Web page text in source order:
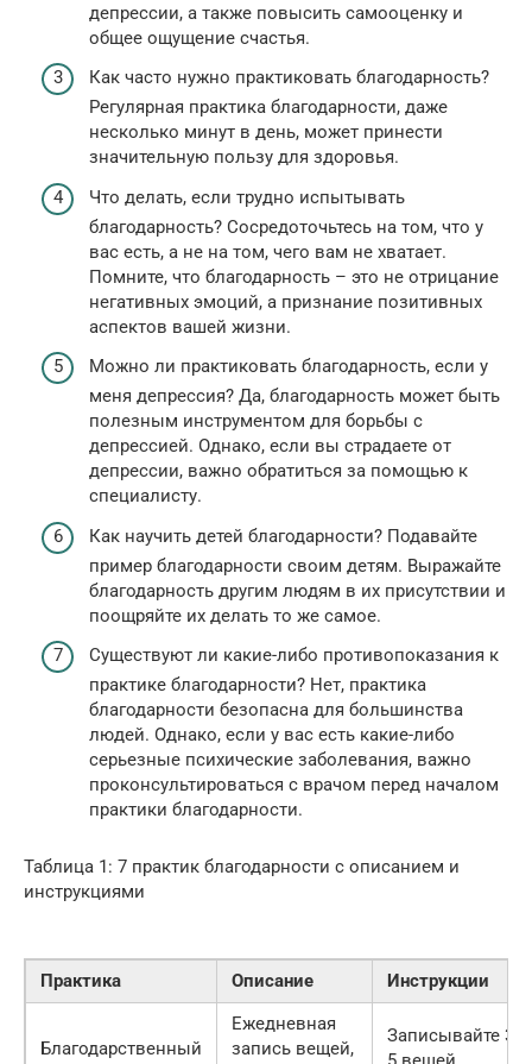
депрессии, а также повысить самооценку и
общее ощущение счастья.
Как часто нужно практиковать благодарность?
Регулярная практика благодарности, даже
несколько минут в день, может принести
значительную пользу для здоровья.
Что делать, если трудно испытывать
благодарность? Сосредоточьтесь на том, что у
вас есть, а не на том, чего вам не хватает.
Помните, что благодарность – это не отрицание
негативных эмоций, а признание позитивных
аспектов вашей жизни.
Можно ли практиковать благодарность, если у
меня депрессия? Да, благодарность может быть
полезным инструментом для борьбы с
депрессией. Однако, если вы страдаете от
депрессии, важно обратиться за помощью к
специалисту.
Как научить детей благодарности? Подавайте
пример благодарности своим детям. Выражайте
благодарность другим людям в их присутствии и
поощряйте их делать то же самое.
Существуют ли какие-либо противопоказания к
практике благодарности? Нет, практика
благодарности безопасна для большинства
людей. Однако, если у вас есть какие-либо
серьезные психические заболевания, важно
проконсультироваться с врачом перед началом
практики благодарности.
Таблица 1: 7 практик благодарности с описанием и
инструкциями
Практика Описание Инструкции
Благодарственный
Ежедневная
запись вещей,
Записывайте 3-